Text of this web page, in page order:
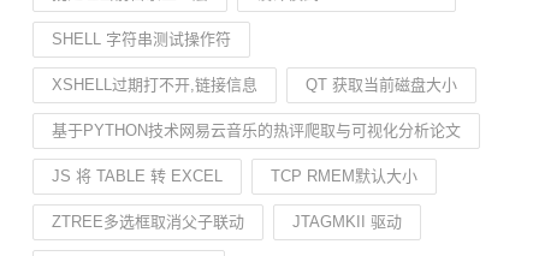
SHELL 字符串测试操作符
XSHELL过期打不开,链接信息 QT 获取当前磁盘大小
基于PYTHON技术网易云音乐的热评爬取与可视化分析论文
JS 将 TABLE 转 EXCEL TCP RMEM默认大小
ZTREE多选框取消父子联动 JTAGMKII 驱动